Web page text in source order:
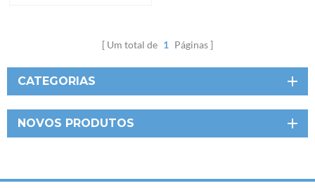
Um total de 1 Páginas
CATEGORIAS
NOVOS PRODUTOS